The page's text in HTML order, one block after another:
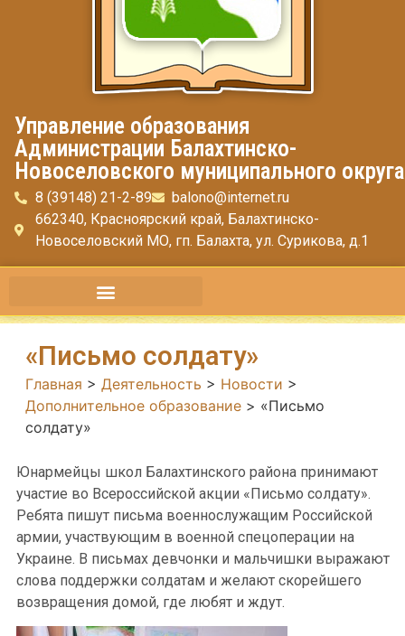
Управление образования
Администрации Балахтинско-
Новоселовского муниципального округа
8 (39148) 21-2-89
balono@internet.ru
662340, Красноярский край, Балахтинско-
Новоселовский МО, гп. Балахта, ул. Сурикова, д.1
«Письмо солдату»
Главная > Деятельность > Новости >
Дополнительное образование > «Письмо
солдату»
Юнармейцы школ Балахтинского района принимают
участие во Всероссийской акции «Письмо солдату».
Ребята пишут письма военнослужащим Российской
армии, участвующим в военной спецоперации на
Украине. В письмах девчонки и мальчишки выражают
слова поддержки солдатам и желают скорейшего
возвращения домой, где любят и ждут.